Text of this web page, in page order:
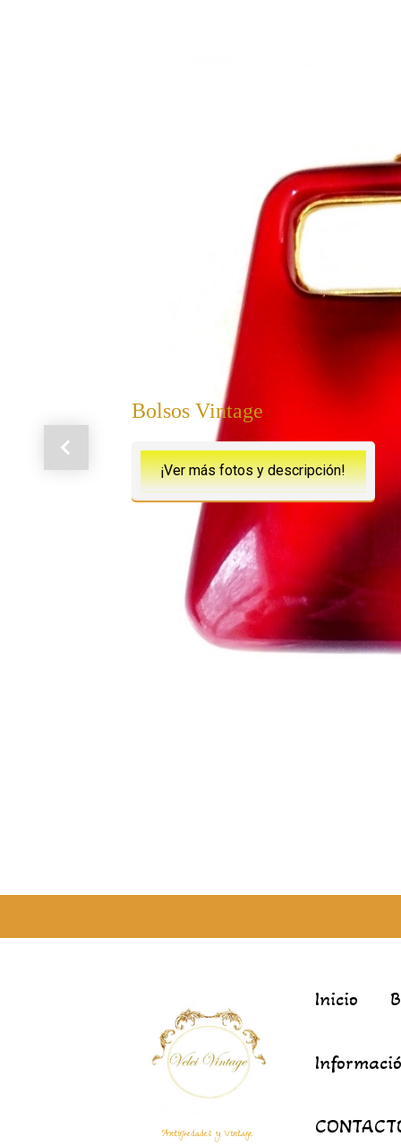
Bolsos Vintage
¡Ver más fotos y descripción!
Anterior
Antigüedades y Vintage
Inicio